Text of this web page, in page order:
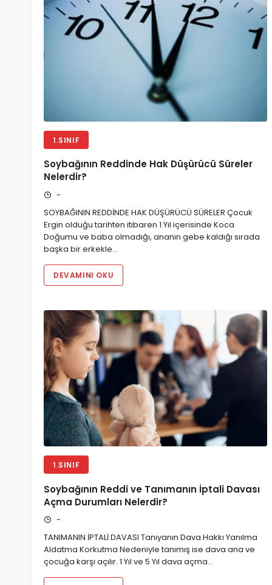
1.SINIF
Soybağının Reddinde Hak Düşürücü Süreler
Nelerdir?
-
SOYBAĞININ REDDİNDE HAK DÜŞÜRÜCÜ SÜRELER Çocuk
Ergin olduğu tarihten itibaren 1 Yıl içerisinde Koca
Doğumu ve baba olmadığı, ananın gebe kaldığı sırada
başka bir erkekle…
DEVAMINI OKU
1.SINIF
Soybağının Reddi ve Tanımanın İptali Davası
Açma Durumları Nelerdir?
-
TANIMANIN İPTALİ DAVASI Tanıyanın Dava Hakkı Yanılma
Aldatma Korkutma Nedeniyle tanımış ise dava ana ve
çocuğa karşı açılır. 1 Yıl ve 5 Yıl dava açma…